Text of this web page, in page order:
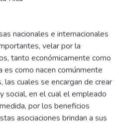
nacionales e internacionales
velar por la
tanto económicamente como
como nacen comúnmente
cuales se encargan de crear
social, en el cual el empleado
por los beneficios
asociaciones brindan a sus